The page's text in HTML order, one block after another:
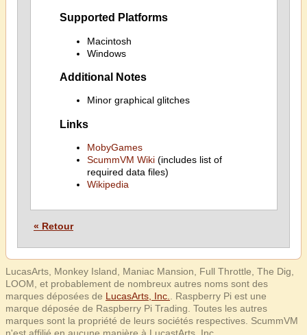
Supported Platforms
Macintosh
Windows
Additional Notes
Minor graphical glitches
Links
MobyGames
ScummVM Wiki(includes list of
required data files)
Wikipedia
« Retour
LucasArts, Monkey Island, Maniac Mansion, Full Throttle, The Dig,
LOOM, et probablement de nombreux autres noms sont des
marques déposées de LucasArts, Inc.
. Raspberry Pi est une
marque déposée de Raspberry Pi Trading. Toutes les autres
marques sont la propriété de leurs sociétés respectives. ScummVM